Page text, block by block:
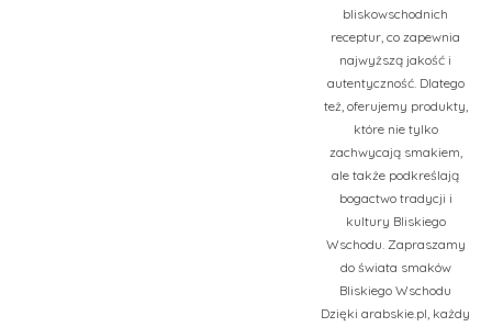
bliskowschodnich
receptur, co zapewnia
najwyższą jakość i
autentyczność. Dlatego
też, oferujemy produkty,
które nie tylko
zachwycają smakiem,
ale także podkreślają
bogactwo tradycji i
kultury Bliskiego
Wschodu. Zapraszamy
do świata smaków
Bliskiego Wschodu
Dzięki arabskie.pl, każdy